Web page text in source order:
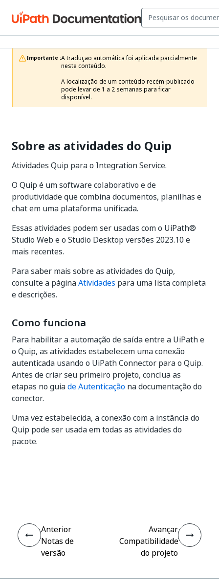
Importante :A tradução automática foi aplicada parcialmente
neste conteúdo.
A localização de um conteúdo recém-publicado
pode levar de 1 a 2 semanas para ficar
disponível.
Sobre as atividades do Quip
Atividades Quip para o Integration Service.
O Quip é um software colaborativo e de
produtividade que combina documentos, planilhas e
chat em uma plataforma unificada.
Essas atividades podem ser usadas com o UiPath®
Studio Web e o Studio Desktop versões 2023.10 e
mais recentes.
Para saber mais sobre as atividades do Quip,
consulte a páginaAtividades para uma lista completa
e descrições.
Como funciona
Para habilitar a automação de saída entre a UiPath e
o Quip, as atividades estabelecem uma conexão
autenticada usando o UiPath Connector para o Quip.
Antes de criar seu primeiro projeto, conclua as
etapas no guiade Autenticação na documentação do
conector.
Uma vez estabelecida, a conexão com a instância do
Quip pode ser usada em todas as atividades do
pacote.
Anterior
Notas de
versão
Avançar
Compatibilidade
do projeto